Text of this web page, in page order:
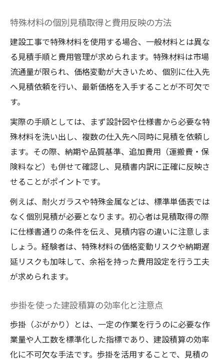
特殊材料の個別見積取得と費用反映の方法
建設工事で特殊材料を使用する場合、一般材料とは異な
る見積手順と費用管理が求められます。特殊材料は市場
流通量が限られ、価格変動が大きいため、個別に仕入先
へ見積依頼を行い、最新価格を入手することが不可欠で
す。
実際の手順としては、まず設計図や仕様書から必要な特
殊材料を洗い出し、複数の仕入先へ同時に見積を依頼し
ます。その際、納期や品質基準、追加費用（運搬費・保
険料など）も併せて確認し、見積書内訳に正確に反映さ
せることがポイントです。
例えば、耐火ガラスや特殊金属などは、標準単価表では
なく個別見積が必要となります。初心者は見積取得の際
に仕様書通りの条件を伝え、見積内容の違いに注意しま
しょう。経験者は、特殊材料の価格変動リスクや納期遅
延リスクも加味して、余裕を持った費用設定を行う工夫
が求められます。
歩掛を使った建設積算の効率化と注意点
歩掛（ぶがかり）とは、一定の作業を行うのに必要な作
業量や人工数を標準化した指標であり、建設積算の効率
化に不可欠な手法です。歩掛を活用することで、見積の